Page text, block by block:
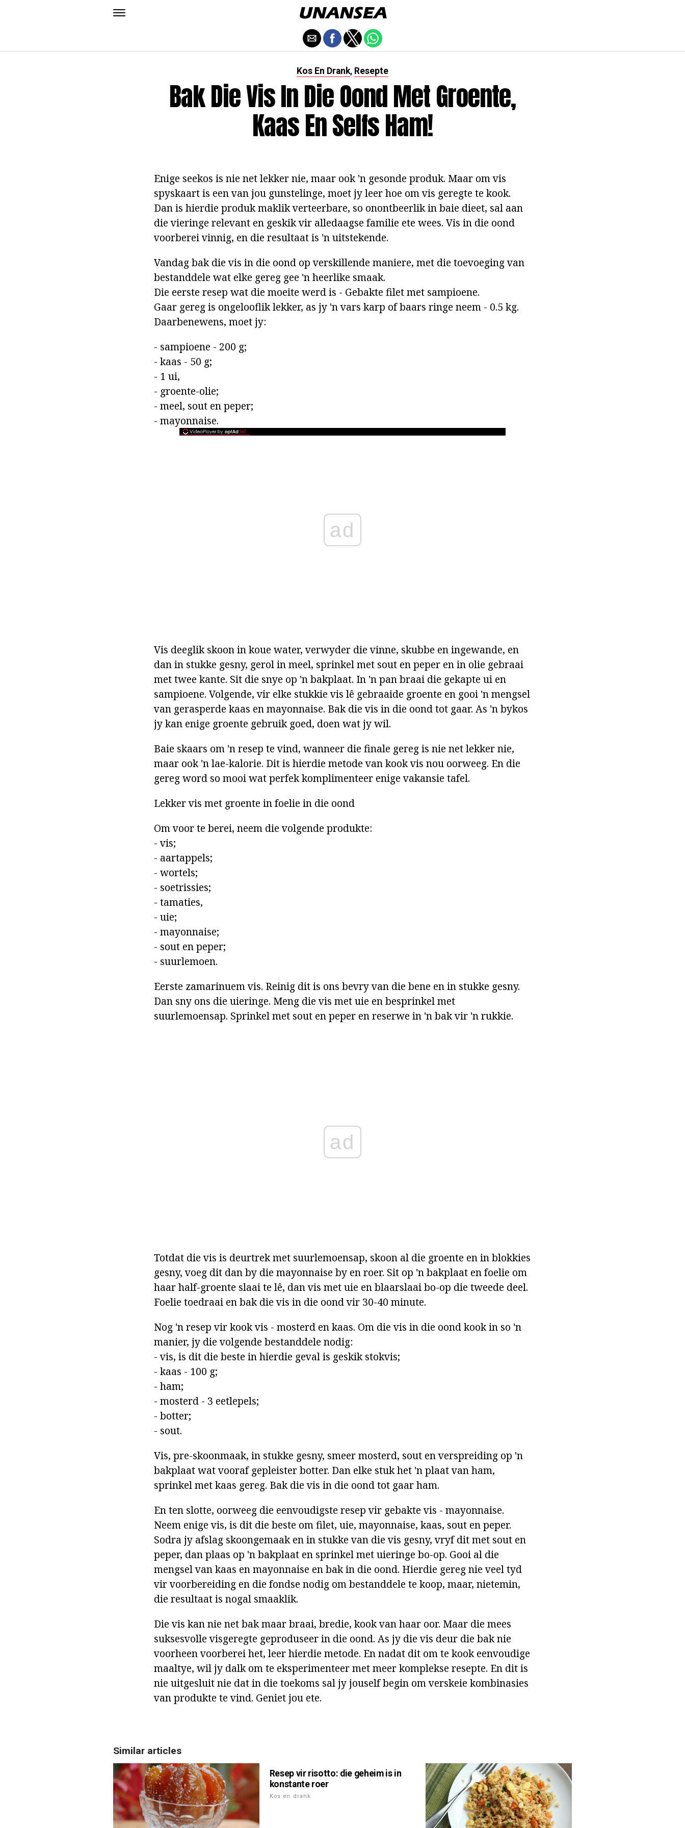
Kos En Drank, Resepte
Bak Die Vis In Die Oond Met Groente,
Kaas En Selfs Ham!
Enige seekos is nie net lekker nie, maar ook 'n gesonde produk. Maar om vis
spyskaart is een van jou gunstelinge, moet jy leer hoe om vis geregte te kook.
Dan is hierdie produk maklik verteerbare, so onontbeerlik in baie dieet, sal aan
die vieringe relevant en geskik vir alledaagse familie ete wees. Vis in die oond
voorberei vinnig, en die resultaat is 'n uitstekende.
Vandag bak die vis in die oond op verskillende maniere, met die toevoeging van
bestanddele wat elke gereg gee 'n heerlike smaak.
Die eerste resep wat die moeite werd is - Gebakte filet met sampioene.
Gaar gereg is ongelooflik lekker, as jy 'n vars karp of baars ringe neem - 0.5 kg.
Daarbenewens, moet jy:
- sampioene - 200 g;
- kaas - 50 g;
- 1 ui,
- groente-olie;
- meel, sout en peper;
- mayonnaise.
ad
Vis deeglik skoon in koue water, verwyder die vinne, skubbe en ingewande, en
dan in stukke gesny, gerol in meel, sprinkel met sout en peper en in olie gebraai
met twee kante. Sit die snye op 'n bakplaat. In 'n pan braai die gekapte ui en
sampioene. Volgende, vir elke stukkie vis lê gebraaide groente en gooi 'n mengsel
van gerasperde kaas en mayonnaise. Bak die vis in die oond tot gaar. As 'n bykos
jy kan enige groente gebruik goed, doen wat jy wil.
Baie skaars om 'n resep te vind, wanneer die finale gereg is nie net lekker nie,
maar ook 'n lae-kalorie. Dit is hierdie metode van kook vis nou oorweeg. En die
gereg word so mooi wat perfek komplimenteer enige vakansie tafel.
Lekker vis met groente in foelie in die oond
Om voor te berei, neem die volgende produkte:
- vis;
- aartappels;
- wortels;
- soetrissies;
- tamaties,
- uie;
- mayonnaise;
- sout en peper;
- suurlemoen.
Eerste zamarinuem vis. Reinig dit is ons bevry van die bene en in stukke gesny.
Dan sny ons die uieringe. Meng die vis met uie en besprinkel met
suurlemoensap. Sprinkel met sout en peper en reserwe in 'n bak vir 'n rukkie.
ad
Totdat die vis is deurtrek met suurlemoensap, skoon al die groente en in blokkies
gesny, voeg dit dan by die mayonnaise by en roer. Sit op 'n bakplaat en foelie om
haar half-groente slaai te lê, dan vis met uie en blaarslaai bo-op die tweede deel.
Foelie toedraai en bak die vis in die oond vir 30-40 minute.
Nog 'n resep vir kook vis - mosterd en kaas. Om die vis in die oond kook in so 'n
manier, jy die volgende bestanddele nodig:
- vis, is dit die beste in hierdie geval is geskik stokvis;
- kaas - 100 g;
- ham;
- mosterd - 3 eetlepels;
- botter;
- sout.
Vis, pre-skoonmaak, in stukke gesny, smeer mosterd, sout en verspreiding op 'n
bakplaat wat vooraf gepleister botter. Dan elke stuk het 'n plaat van ham,
sprinkel met kaas gereg. Bak die vis in die oond tot gaar ham.
En ten slotte, oorweeg die eenvoudigste resep vir gebakte vis - mayonnaise.
Neem enige vis, is dit die beste om filet, uie, mayonnaise, kaas, sout en peper.
Sodra jy afslag skoongemaak en in stukke van die vis gesny, vryf dit met sout en
peper, dan plaas op 'n bakplaat en sprinkel met uieringe bo-op. Gooi al die
mengsel van kaas en mayonnaise en bak in die oond. Hierdie gereg nie veel tyd
vir voorbereiding en die fondse nodig om bestanddele te koop, maar, nietemin,
die resultaat is nogal smaaklik.
Die vis kan nie net bak maar braai, bredie, kook van haar oor. Maar die mees
suksesvolle visgeregte geproduseer in die oond. As jy die vis deur die bak nie
voorheen voorberei het, leer hierdie metode. En nadat dit om te kook eenvoudige
maaltye, wil jy dalk om te eksperimenteer met meer komplekse resepte. En dit is
nie uitgesluit nie dat in die toekoms sal jy jouself begin om verskeie kombinasies
van produkte te vind. Geniet jou ete.
Similar articles
Resep vir risotto: die geheim is in
konstante roer
Kos en drank